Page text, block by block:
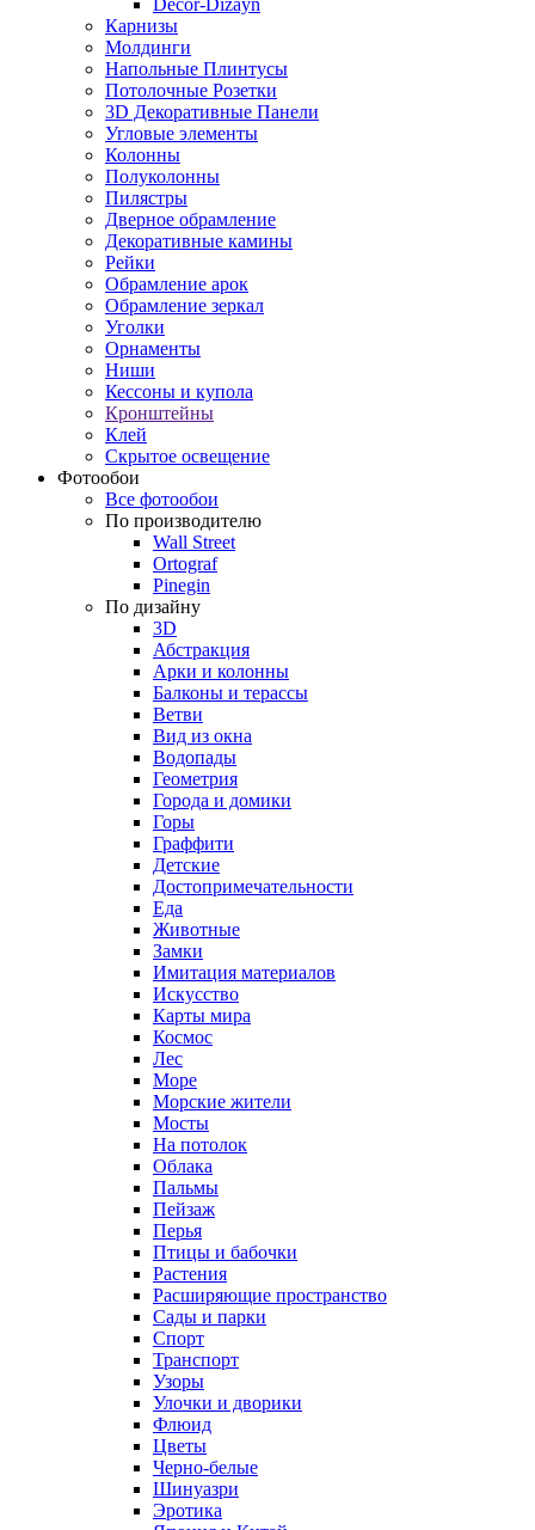
Decor-Dizayn
Карнизы
Молдинги
Напольные Плинтусы
Потолочные Розетки
3D Декоративные Панели
Угловые элементы
Колонны
Полуколонны
Пилястры
Дверное обрамление
Декоративные камины
Рейки
Обрамление арок
Обрамление зеркал
Уголки
Орнаменты
Ниши
Кессоны и купола
Кронштейны
Клей
Скрытое освещение
Фотообои
Все фотообои
По производителю
Wall Street
Ortograf
Pinegin
По дизайну
3D
Абстракция
Арки и колонны
Балконы и терассы
Ветви
Вид из окна
Водопады
Геометрия
Города и домики
Горы
Граффити
Детские
Достопримечательности
Еда
Животные
Замки
Имитация материалов
Искусство
Карты мира
Космос
Лес
Море
Морские жители
Мосты
На потолок
Облака
Пальмы
Пейзаж
Перья
Птицы и бабочки
Растения
Расширяющие пространство
Сады и парки
Спорт
Транспорт
Узоры
Улочки и дворики
Флюид
Цветы
Черно-белые
Шинуазри
Эротика